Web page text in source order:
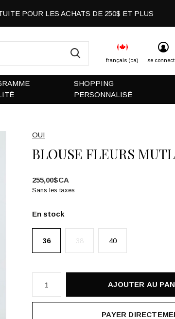
SHOPPING
PERSONNALISÉ
français (ca) se
POUR LES ACHATS DE 250$ ET PLUS
OUI
BLOUSE FLEURS
255,00$CA
Sans les taxes
En stock
36 38 40
AJOUTER AU
PAYER